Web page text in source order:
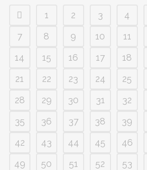
1 2 3 4
7
8 9 10 11
14
15 16 17 18
21
22 23 24 25
28
29 30 31 32
35
36 37 38 39
42
43 44 45 46
49
50 51 52 53